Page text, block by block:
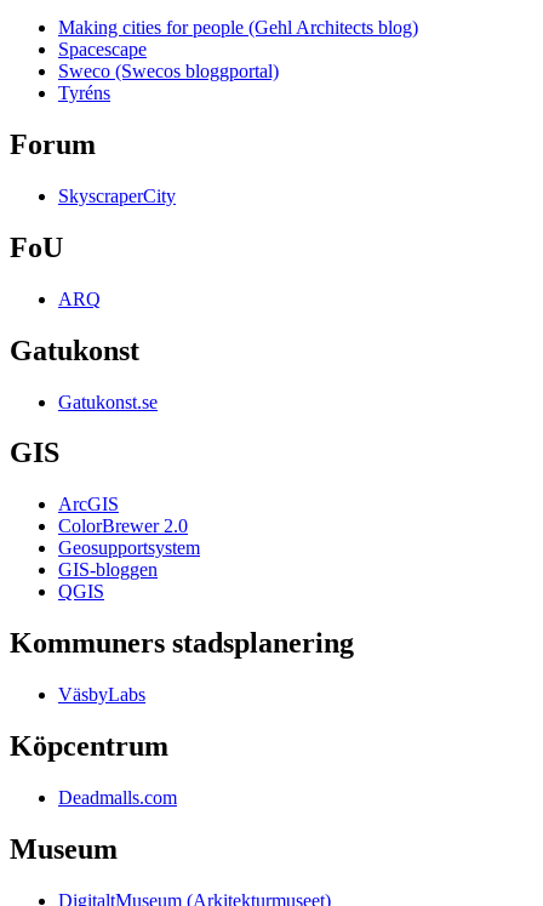
Making cities for people (Gehl Architects blog)
Spacescape
Sweco (Swecos bloggportal)
Tyréns
Forum
SkyscraperCity
FoU
ARQ
Gatukonst
Gatukonst.se
GIS
ArcGIS
ColorBrewer 2.0
Geosupportsystem
GIS-bloggen
QGIS
Kommuners stadsplanering
VäsbyLabs
Köpcentrum
Deadmalls.com
Museum
DigitaltMuseum (Arkitekturmuseet)